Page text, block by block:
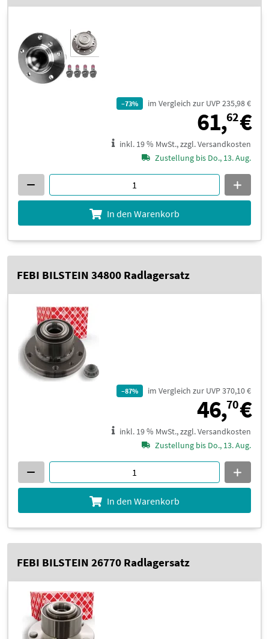
–73% im Vergleich zur UVP 235,98 €
61,62€
inkl. 19 % MwSt., zzgl. Versandkosten
Zustellung bis Do., 13. Aug.
In den Warenkorb
FEBI BILSTEIN 34800 Radlagersatz
–87% im Vergleich zur UVP 370,10 €
46,70€
inkl. 19 % MwSt., zzgl. Versandkosten
Zustellung bis Do., 13. Aug.
In den Warenkorb
FEBI BILSTEIN 26770 Radlagersatz